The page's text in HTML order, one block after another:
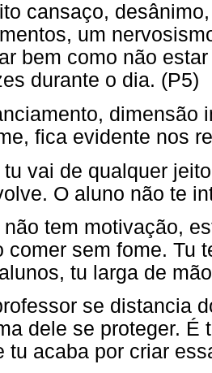
cansaço,
um
bem como não
durante o dia. (P5)
dimensão
fica evidente nos
tu vai de qualquer
O aluno não te
não tem motivação,
comer sem fome. Tu
tu larga de
se distancia
dele se proteger. É
tu acaba por criar